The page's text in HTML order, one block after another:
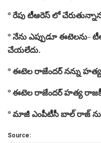
* రేపు టీఆరెస్ లో
* నేను ఎప్పుడూ ఈటెలను-
చేయలేదు.
* ఈటెల రాజేందర్ నన్ను
* ఈటెల రాజేందర్ హత్య
* మాజీ ఎంపీటీసీ బాల్ రాజ్
Source: